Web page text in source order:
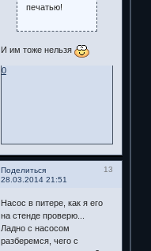
печатью!
И им тоже нельзя
0
Поделиться
13
28.03.2014 21:51
Насос в питере, как я его
на стенде проверю...
Ладно с насосом
разберемся, чего с